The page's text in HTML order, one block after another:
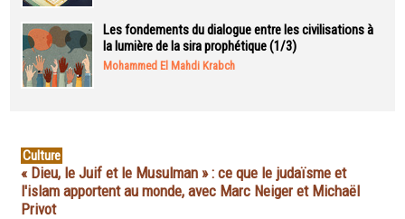
Les fondements du dialogue entre les civilisations à
la lumière de la sira prophétique (1/3)
Mohammed El Mahdi Krabch
Culture
« Dieu, le Juif et le Musulman » : ce que le judaïsme et
l'islam apportent au monde, avec Marc Neiger et Michaël
Privot